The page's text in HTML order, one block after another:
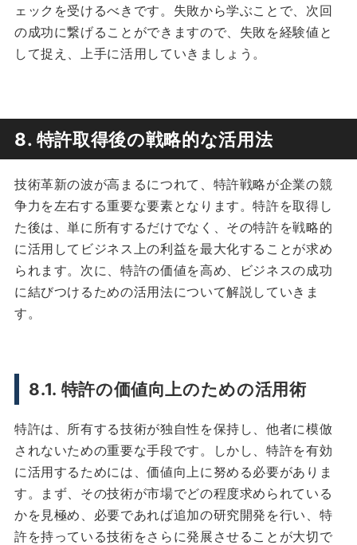
ェックを受けるべきです。失敗から学ぶことで、次回
の成功に繋げることができますので、失敗を経験値と
して捉え、上手に活用していきましょう。
8. 特許取得後の戦略的な活用法
技術革新の波が高まるにつれて、特許戦略が企業の競
争力を左右する重要な要素となります。特許を取得し
た後は、単に所有するだけでなく、その特許を戦略的
に活用してビジネス上の利益を最大化することが求め
られます。次に、特許の価値を高め、ビジネスの成功
に結びつけるための活用法について解説していきま
す。
8.1. 特許の価値向上のための活用術
特許は、所有する技術が独自性を保持し、他者に模倣
されないための重要な手段です。しかし、特許を有効
に活用するためには、価値向上に努める必要がありま
す。まず、その技術が市場でどの程度求められている
かを見極め、必要であれば追加の研究開発を行い、特
許を持っている技術をさらに発展させることが大切で